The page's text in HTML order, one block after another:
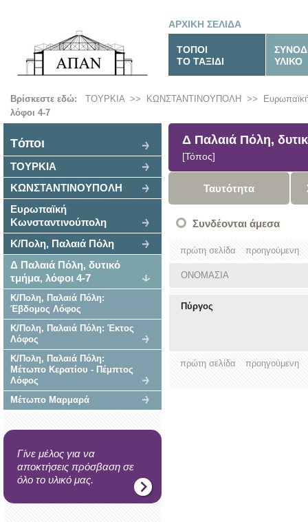
ΑΡΧΙΚΗ ΣΕΛΙΔΑ
ΤΟΠΟΙ
ΤΟ ΤΑΞΙΔΙ
ΥΛΙΚΟ
Βρίσκεστε εδώ: ΤΟΥΡΚΙΑ>> ΚΩΝΣΤΑΝΤΙΝΟΥΠΟΛΗ >>
λόφοι 4-7
Tόποι
ΤΟΥΡΚΙΑ
ΚΩΝΣΤΑΝΤΙΝΟΥΠΟΛΗ
Ευρωπαϊκή
Κωνσταντινούπολη
Κ/Πολη, Παλαιά Πόλη
Δ Παλαιά Πόλη, δυτικό
τμήμα, λόφοι 4-7
Κ/Πολη, Παλαιά Πόλη:
Έβδομος Λόφος
Κ/Πολη, Παλαιά Πόλη: Έκτος
Λόφος
Κ/Πολη, Παλαιά Πόλη:
Μέτωπο Κερατίου - Πέμπτος
Λόφος
Μέτωπο Μαρμαρά
Γίνε μέλος για να
αποκτήσεις πρόσβαση σε
όλο το υλικό μας.
Δ Παλαιά Πόλη,
[Τόπος]
Ταυτότητα
Συνδέονται άμεσα
πρώτη σελίδα προηγούμενη
ΟΝΟΜΑΣΙΑ
Πύργος
πρώτη σελίδα προηγούμενη